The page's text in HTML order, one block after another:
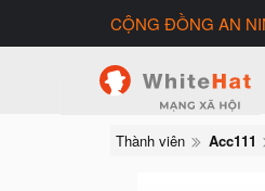
CỘNG ĐỒNG AN
Thành viên Acc111